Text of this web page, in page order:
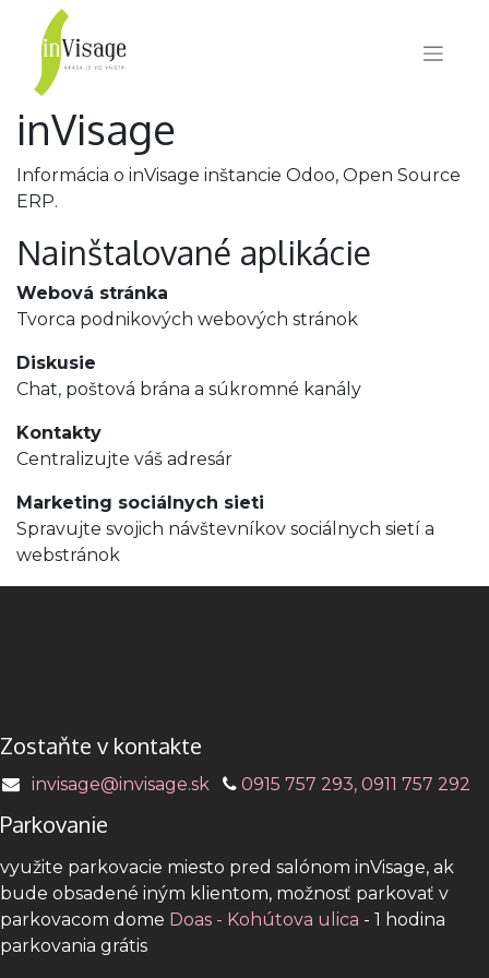
inVisage
Informácia o inVisage inštancie Odoo, Open Source
ERP.
Nainštalované aplikácie
Webová stránka
Tvorca podnikových webových stránok
Diskusie
Chat, poštová brána a súkromné kanály
Kontakty
Centralizujte váš adresár
Marketing sociálnych sieti
Spravujte svojich návštevníkov sociálnych sietí a
webstránok
Zostaňte v kontakte
invisage@invisage.sk 0915 757 293, 0911 757 292
Parkovanie
využite parkovacie miesto pred salónom inVisage, ak
bude obsadené iným klientom, možnosť parkovať v
parkovacom dome Doas - Kohútova ulica - 1 hodina
parkovania grátis